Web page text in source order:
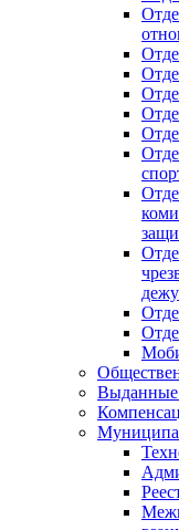
Выданные